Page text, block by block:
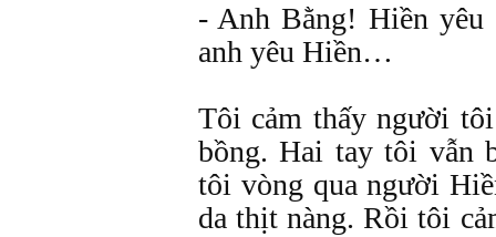
- Anh Bằng! Hiền yêu
anh yêu Hiền…
Tôi cảm thấy người
bồng. Hai tay tôi vẫn
tôi vòng qua người
da thịt nàng. Rồi tôi